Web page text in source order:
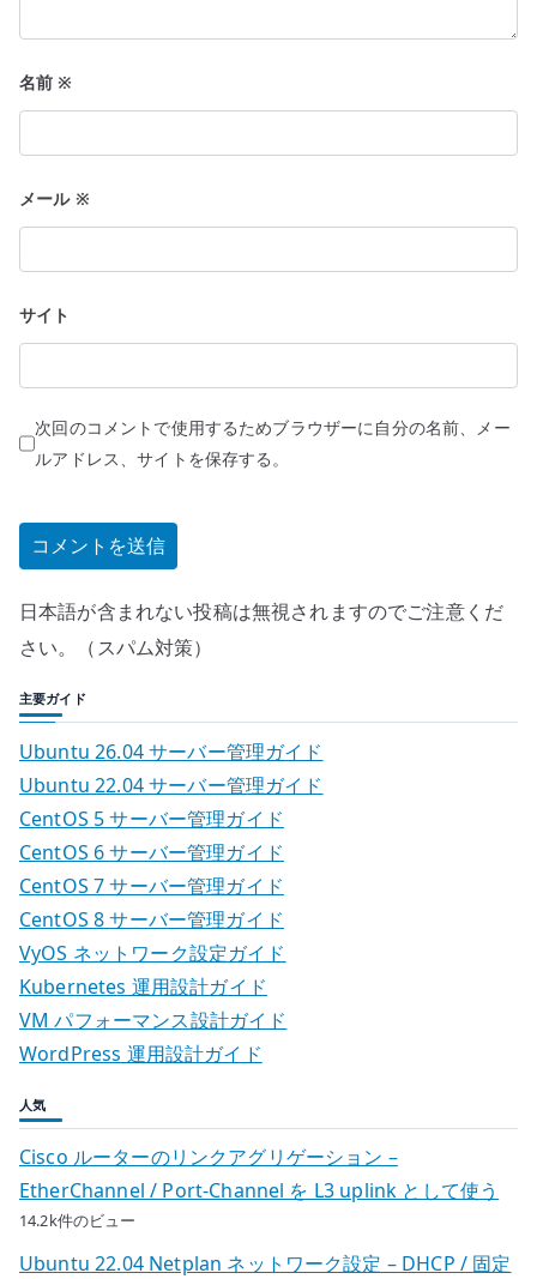
名前※
メール ※
サイト
次回のコメントで使用するためブラウザーに自分の名前、メー
ルアドレス、サイトを保存する。
日本語が含まれない投稿は無視されますのでご注意くだ
さい。（スパム対策）
主要ガイド
Ubuntu 26.04 サーバー管理ガイド
Ubuntu 22.04 サーバー管理ガイド
CentOS 5 サーバー管理ガイド
CentOS 6 サーバー管理ガイド
CentOS 7 サーバー管理ガイド
CentOS 8 サーバー管理ガイド
VyOS ネットワーク設定ガイド
Kubernetes 運用設計ガイド
VM パフォーマンス設計ガイド
WordPress 運用設計ガイド
人気
Cisco ルーターのリンクアグリゲーション –
EtherChannel / Port-Channel を L3 uplink として使う
14.2k件のビュー
Ubuntu 22.04 Netplan ネットワーク設定 – DHCP / 固定